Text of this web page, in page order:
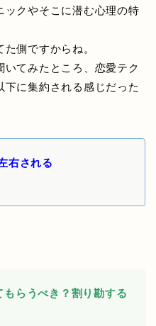
ックやそこに潜む心理の特
側ですからね。
てみたところ、恋愛テク
に集約される感じだった
右される
らうべき？割り勘する